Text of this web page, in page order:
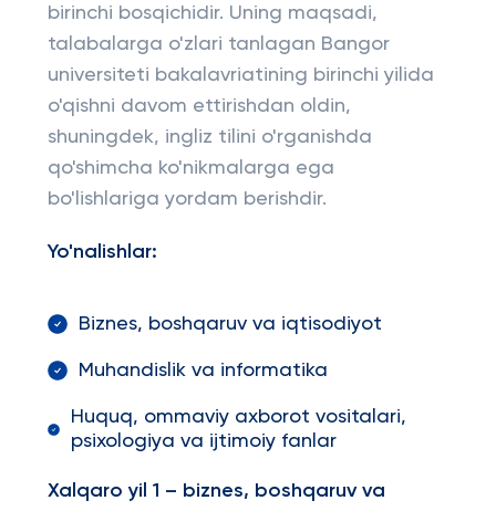
birinchi bosqichidir. Uning maqsadi,
talabalarga o'zlari tanlagan Bangor
universiteti bakalavriatining birinchi yilida
o'qishni davom ettirishdan oldin,
shuningdek, ingliz tilini o'rganishda
qo'shimcha ko'nikmalarga ega
bo'lishlariga yordam berishdir.
Yo'nalishlar:
Biznes, boshqaruv va iqtisodiyot
Muhandislik va informatika
Huquq, ommaviy axborot vositalari,
psixologiya va ijtimoiy fanlar
Xalqaro yil 1 – biznes, boshqaruv va